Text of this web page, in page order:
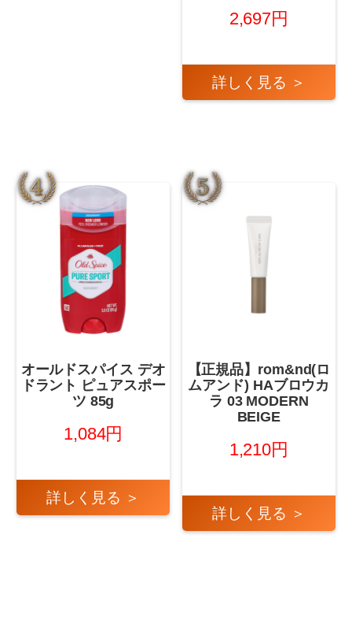
2,697円
詳しく見る ＞
オールドスパイス デオ
ドラント ピュアスポー
ツ 85g
1,084円
詳しく見る ＞
【正規品】rom&nd(ロ
ムアンド) HAブロウカ
ラ 03 MODERN
BEIGE
1,210円
詳しく見る ＞